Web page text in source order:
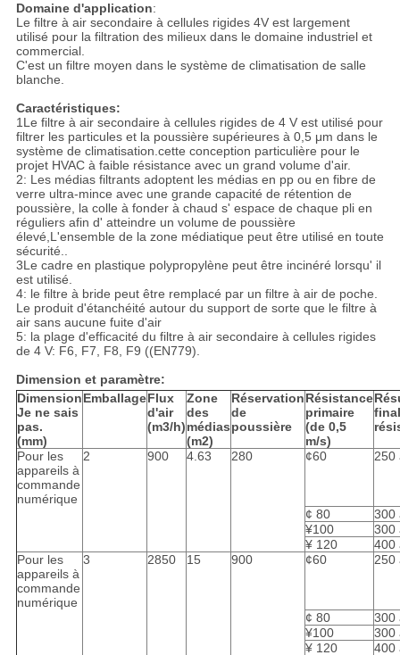
Domaine d'application:
Le filtre à air secondaire à cellules rigides 4V est largement
utilisé pour la filtration des milieux dans le domaine industriel et
commercial.
C'est un filtre moyen dans le système de climatisation de salle
blanche.
Caractéristiques:
1Le filtre à air secondaire à cellules rigides de 4 V est utilisé pour
filtrer les particules et la poussière supérieures à 0,5 μm dans le
système de climatisation.cette conception particulière pour le
projet HVAC à faible résistance avec un grand volume d'air.
2: Les médias filtrants adoptent les médias en pp ou en fibre de
verre ultra-mince avec une grande capacité de rétention de
poussière, la colle à fonder à chaud s' espace de chaque pli en
réguliers afin d' atteindre un volume de poussière
élevé,L'ensemble de la zone médiatique peut être utilisé en toute
sécurité..
3Le cadre en plastique polypropylène peut être incinéré lorsqu' il
est utilisé.
4: le filtre à bride peut être remplacé par un filtre à air de poche.
Le produit d'étanchéité autour du support de sorte que le filtre à
air sans aucune fuite d'air
5: la plage d'efficacité du filtre à air secondaire à cellules rigides
de 4 V: F6, F7, F8, F9 ((EN779).
Dimension et paramètre:
Dimension
Je ne sais
pas.
(mm)
EmballageFlux
d'air
(m3/h)
Zone
des
médias
(m2)
Réservation
de
poussière
Résistance
primaire
(de 0,5
m/s)
final
Pour les
appareils à
commande
numérique
2 900 4.63 280 ¢60 250
¢ 80
300
¥100
300
¥ 120
400
Pour les
appareils à
commande
numérique
3 2850 15 900 ¢60 250
¢ 80
300
¥100
300
¥ 120
400